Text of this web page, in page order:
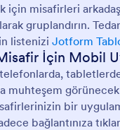
için misafirleri
gruplandırın.
listenizi Jotform
İçin Mobil
muhteşem
bir
bağlantınıza